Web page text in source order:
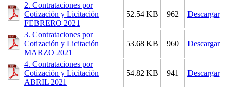
2. Contrataciones por
Cotización y Licitación
FEBRERO 2021
52.54 KB 962 Descargar
3. Contrataciones por
Cotización y Licitación
MARZO 2021
53.68 KB 960 Descargar
4. Contrataciones por
Cotización y Licitación
ABRIL 2021
54.82 KB 941 Descargar